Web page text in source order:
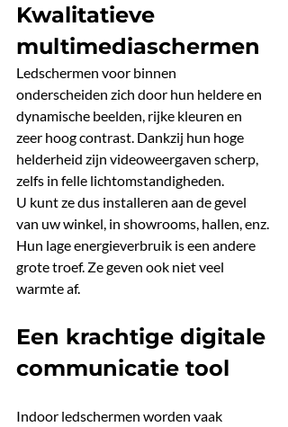
Kwalitatieve
multimediaschermen
Ledschermen voor binnen
onderscheiden zich door hun heldere en
dynamische beelden, rijke kleuren en
zeer hoog contrast. Dankzij hun hoge
helderheid zijn videoweergaven scherp,
zelfs in felle lichtomstandigheden.
U kunt ze dus installeren aan de gevel
van uw winkel, in showrooms, hallen, enz.
Hun lage energieverbruik is een andere
grote troef. Ze geven ook niet veel
warmte af.
Een krachtige digitale
communicatie tool
Indoor ledschermen worden vaak